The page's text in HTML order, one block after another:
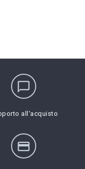
chat_bubble_outline
all'acquisto
credit_card